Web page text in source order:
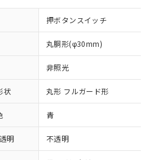
押ボタンスイッチ
丸胴形(φ30mm)
非照光
状 丸形 フルガード形
青
明 不透明